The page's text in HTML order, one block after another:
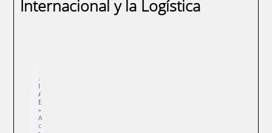
Internacional y la Logística
Sobrescribir
enlaces
de
ayuda
a
la
navegación
E
N
A
E
A
c